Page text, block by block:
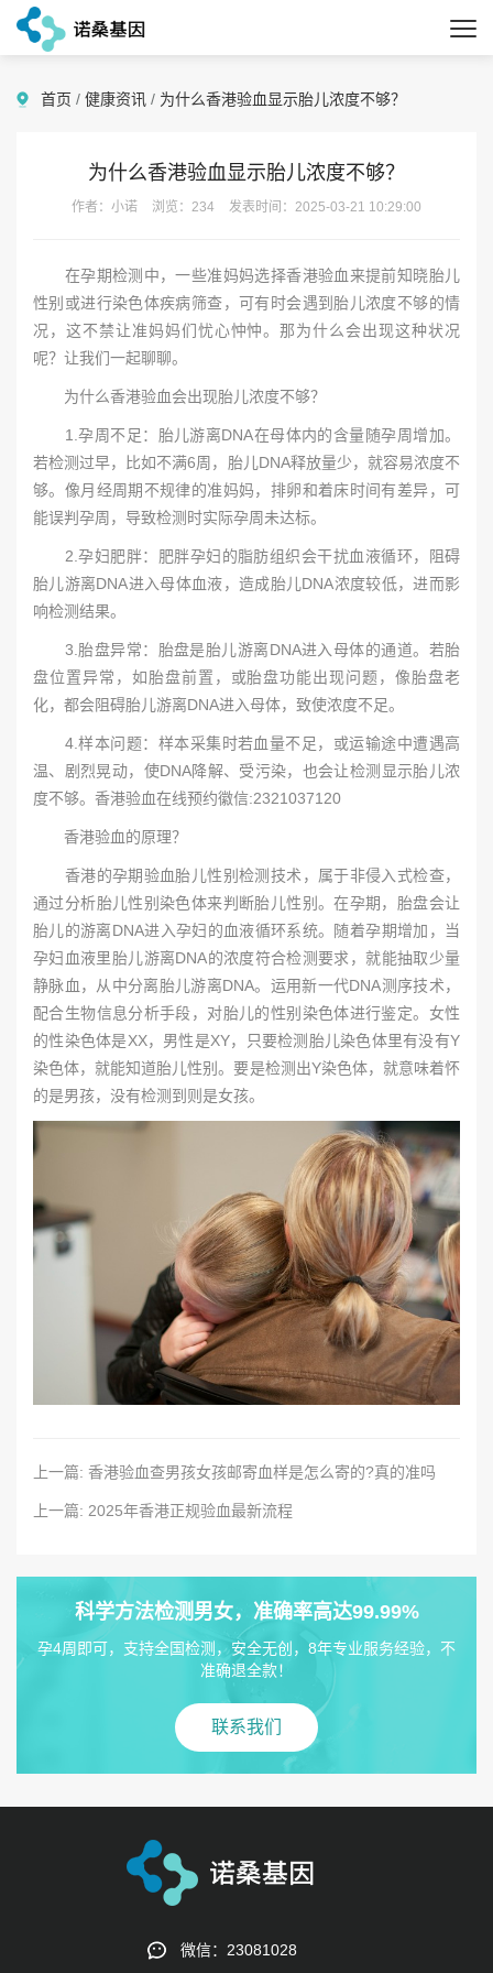
首页 / 健康资讯 / 为什么香港验血显示胎儿浓度不够？
为什么香港验血显示胎儿浓度不够？
作者：小诺 浏览：234 发表时间：2025-03-21 10:29:00
在孕期检测中，一些准妈妈选择香港验血来提前知晓胎儿
性别或进行染色体疾病筛查，可有时会遇到胎儿浓度不够的情
况，这不禁让准妈妈们忧心忡忡。那为什么会出现这种状况
呢？让我们一起聊聊。
为什么香港验血会出现胎儿浓度不够？
1.孕周不足：胎儿游离DNA在母体内的含量随孕周增加。
若检测过早，比如不满6周，胎儿DNA释放量少，就容易浓度不
够。像月经周期不规律的准妈妈，排卵和着床时间有差异，可
能误判孕周，导致检测时实际孕周未达标。
2.孕妇肥胖：肥胖孕妇的脂肪组织会干扰血液循环，阻碍
胎儿游离DNA进入母体血液，造成胎儿DNA浓度较低，进而影
响检测结果。
3.胎盘异常：胎盘是胎儿游离DNA进入母体的通道。若胎
盘位置异常，如胎盘前置，或胎盘功能出现问题，像胎盘老
化，都会阻碍胎儿游离DNA进入母体，致使浓度不足。
4.样本问题：样本采集时若血量不足，或运输途中遭遇高
温、剧烈晃动，使DNA降解、受污染，也会让检测显示胎儿浓
度不够。香港验血在线预约徽信:2321037120
香港验血的原理？
香港的孕期验血胎儿性别检测技术，属于非侵入式检查，
通过分析胎儿性别染色体来判断胎儿性别。在孕期，胎盘会让
胎儿的游离DNA进入孕妇的血液循环系统。随着孕期增加，当
孕妇血液里胎儿游离DNA的浓度符合检测要求，就能抽取少量
静脉血，从中分离胎儿游离DNA。运用新一代DNA测序技术，
配合生物信息分析手段，对胎儿的性别染色体进行鉴定。女性
的性染色体是XX，男性是XY，只要检测胎儿染色体里有没有Y
染色体，就能知道胎儿性别。要是检测出Y染色体，就意味着怀
的是男孩，没有检测到则是女孩。
上一篇: 香港验血查男孩女孩邮寄血样是怎么寄的?真的准吗
上一篇: 2025年香港正规验血最新流程
科学方法检测男女，准确率高达99.99%
孕4周即可，支持全国检测，安全无创，8年专业服务经验，不
准确退全款！
联系我们
微信：23081028